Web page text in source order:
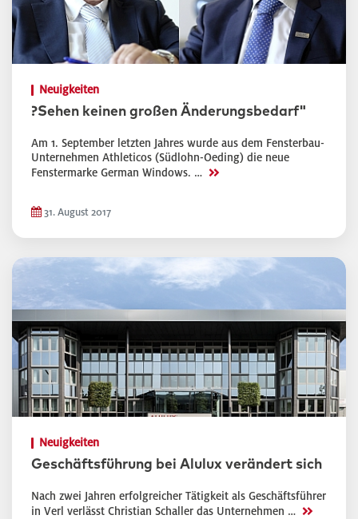
Neuigkeiten
?Sehen keinen großen Änderungsbedarf"
Am 1. September letzten Jahres wurde aus dem Fensterbau-
Unternehmen Athleticos (Südlohn-Oeding) die neue
Fenstermarke German Windows. … >>
31. August 2017
Neuigkeiten
Geschäftsführung bei Alulux verändert sich
Nach zwei Jahren erfolgreicher Tätigkeit als Geschäftsführer
in Verl verlässt Christian Schaller das Unternehmen … >>